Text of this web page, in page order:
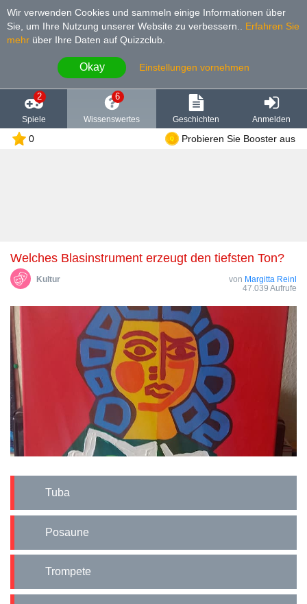
Wir verwenden Cookies und sammeln einige Informationen über
Sie, um Ihre Nutzung unserer Website zu verbessern.
Erfahren Sie
mehr über Ihre Daten auf Quizzclub.
Okay Einstellungen vornehmen
2
Spiele
6
Wissenswertes Geschichten Anmelden
0 Probieren Sie Booster aus
Welches Blasinstrument erzeugt den tiefsten Ton?
Kultur von Margitta Reinl
47.039 Aufrufe
Tuba
Posaune
Trompete